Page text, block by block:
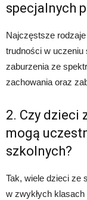
specjalnych
Najczęstsze
trudności w uczeniu
zaburzenia ze
zachowania oraz
2. Czy dzieci
mogą
szkolnych?
Tak, wiele dzieci ze
w zwykłych